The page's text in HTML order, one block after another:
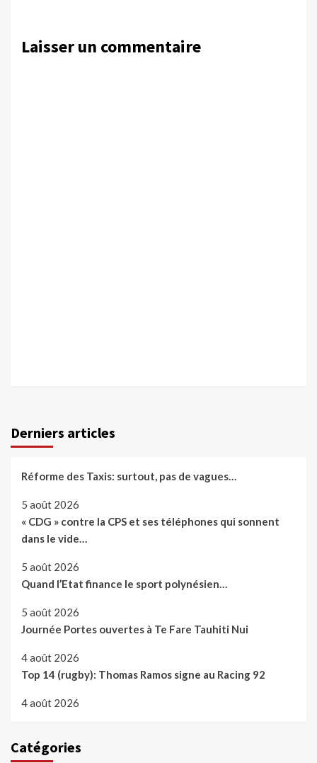
Laisser un commentaire
Derniers articles
Réforme des Taxis: surtout, pas de vagues…
5 août 2026
« CDG » contre la CPS et ses téléphones qui sonnent
dans le vide…
5 août 2026
Quand l’Etat finance le sport polynésien…
5 août 2026
Journée Portes ouvertes à Te Fare Tauhiti Nui
4 août 2026
Top 14 (rugby): Thomas Ramos signe au Racing 92
4 août 2026
Catégories